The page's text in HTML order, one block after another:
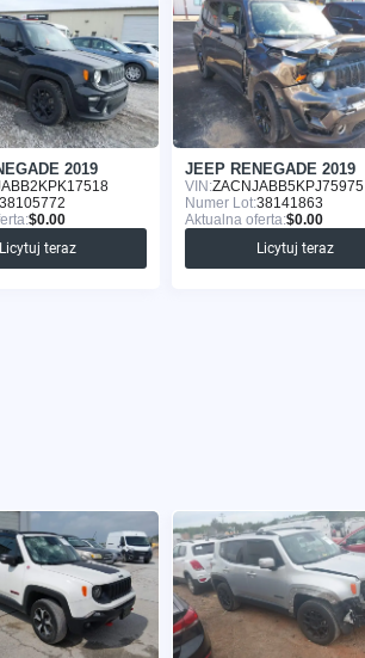
2019
38105772
$0.00
Licytuj teraz
JEEP RENEGADE 2019
VIN:ZACNJABB5KPJ75975
Numer Lot:38141863
Aktualna oferta:$0.00
Licytuj teraz